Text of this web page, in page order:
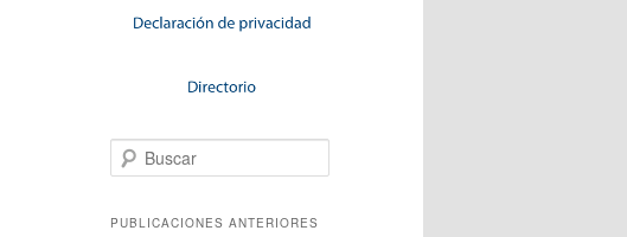
Buscar
PUBLICACIONES ANTERIORES